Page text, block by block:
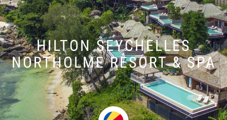
HILTON SEYCHELLES
NORTHOLME RESORT & SPA
Vorname*
Nachname*